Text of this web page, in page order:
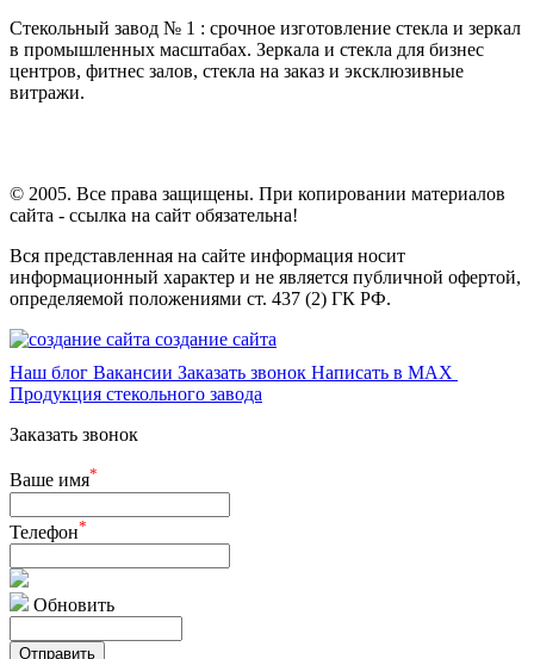
Стекольный завод № 1 : срочное изготовление стекла и зеркал
в промышленных масштабах. Зеркала и стекла для бизнес
центров, фитнес залов, стекла на заказ и эксклюзивные
витражи.
© 2005. Все права защищены. При копировании материалов
сайта - ссылка на сайт обязательна!
Вся представленная на сайте информация носит
информационный характер и не является публичной офертой,
определяемой положениями ст. 437 (2) ГК РФ.
создание сайта
Наш блог Вакансии Заказать звонок Написать в MAX
Продукция стекольного завода
Заказать звонок
Ваше имя*
Телефон*
Обновить